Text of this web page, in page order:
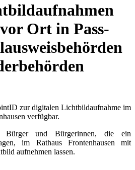
Ort in Pass-
zur digitalen Lichtbildaufnahme im
verfügbar.
Bürger und Bürgerinnen, die ein
im Rathaus Frontenhausen mit
aufnehmen lassen.